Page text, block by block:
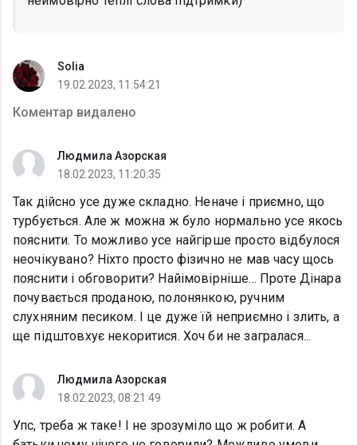
Solia
19.02.2023, 11:54:21
Коментар видалено
Людмила Азорская
18.02.2023, 11:20:35
Так дійсно усе дуже складно. Неначе і приємно, що
турбується. Але ж можна ж було нормально усе якось
пояснити. То можливо усе найгірше просто відбулося
неочікувано? Ніхто просто фізично не мав часу щось
пояснити і обговорити? Найімовірніше... Проте Дінара
почувається проданою, полонянкою, ручним
слухняним песиком. І це дуже їй неприємно і злить, а
ще підштовхує некоритися. Хоч би не загралася...
Людмила Азорская
18.02.2023, 08:21:49
Упс, треба ж таке! І не зрозуміло що ж робити. А